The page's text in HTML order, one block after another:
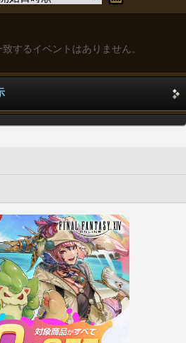
するイベントはありません。